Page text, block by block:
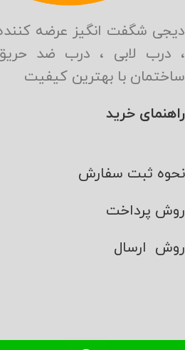
دیجی شگفت انگیز عرضه
، درب لابی ، درب ضد
ساختمان با بهترین کیفیت
راهنمای خرید
نحوه ثبت سفارش
روش پرداخت
روش ارسال